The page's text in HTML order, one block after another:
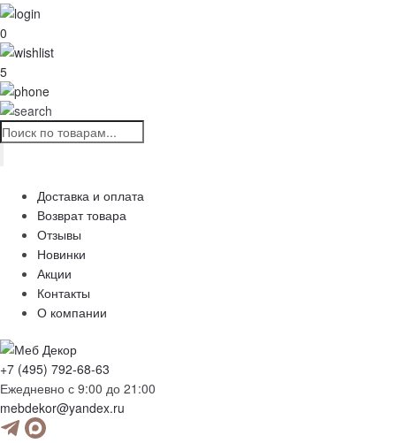
0
5
ПОИСК
Доставка и оплата
Возврат товара
Отзывы
Новинки
Акции
Контакты
О компании
+7 (495) 792-68-63
Ежедневно с 9:00 до 21:00
mebdekor@yandex.ru